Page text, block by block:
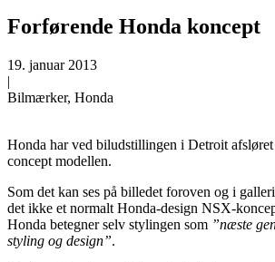
Forførende Honda koncept
19. januar 2013
|
Bilmærker, Honda
Honda har ved biludstillingen i Detroit
concept modellen.
Som det kan ses på billedet foroven og i
det ikke et normalt Honda-design NSX-
Honda betegner selv stylingen som ”næste
styling og design”.